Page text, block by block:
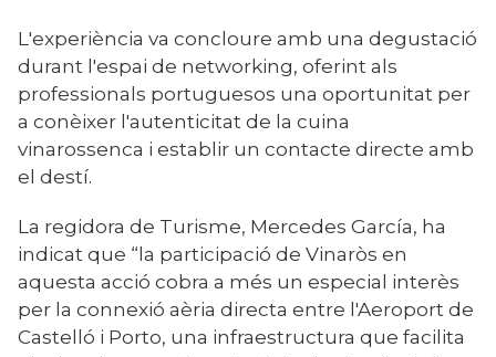
L'experiència va concloure amb una degustació
durant l'espai de networking, oferint als
professionals portuguesos una oportunitat per
a conèixer l'autenticitat de la cuina
vinarossenca i establir un contacte directe amb
el destí.
La regidora de Turisme, Mercedes García, ha
indicat que “la participació de Vinaròs en
aquesta acció cobra a més un especial interès
per la connexió aèria directa entre l'Aeroport de
Castelló i Porto, una infraestructura que facilita